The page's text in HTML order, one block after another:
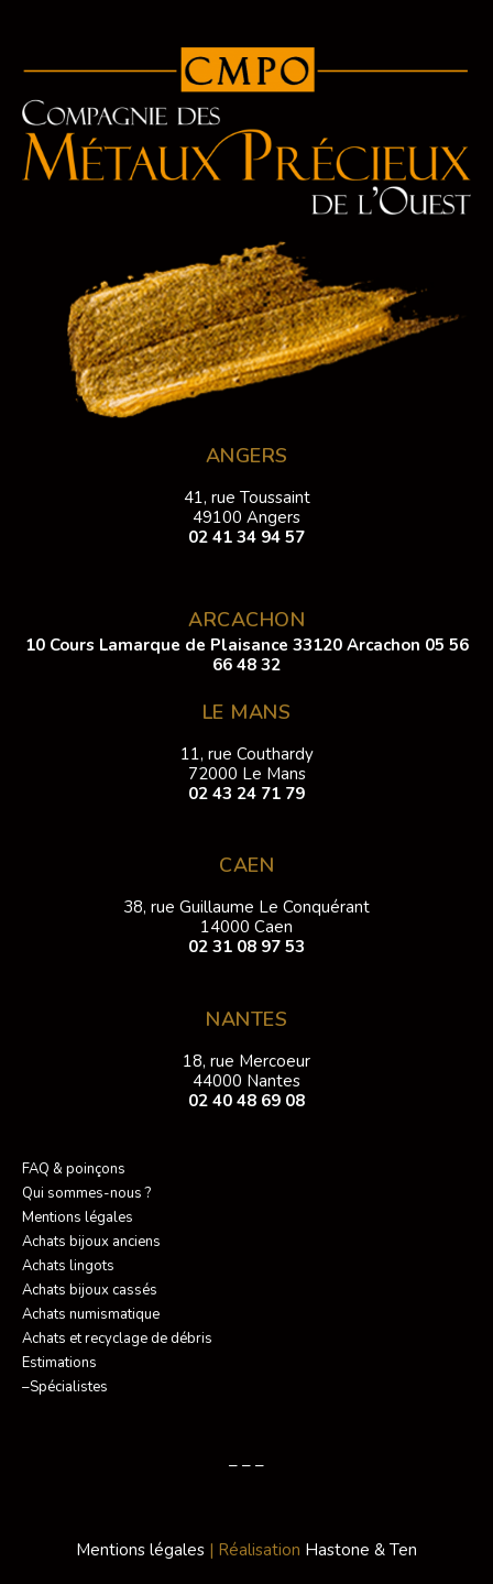
ANGERS
41, rue Toussaint
49100 Angers
02 41 34 94 57
ARCACHON
10 Cours Lamarque de Plaisance 33120 Arcachon 05 56
66 48 32
LE MANS
11, rue Couthardy
72000 Le Mans
02 43 24 71 79
CAEN
38, rue Guillaume Le Conquérant
14000 Caen
02 31 08 97 53
NANTES
18, rue Mercoeur
44000 Nantes
02 40 48 69 08
FAQ & poinçons
Qui sommes-nous ?
Mentions légales
Achats bijoux anciens
Achats lingots
Achats bijoux cassés
Achats numismatique
Achats et recyclage de débris
Estimations
–Spécialistes
– – –
Mentions légales | Réalisation Hastone & Ten